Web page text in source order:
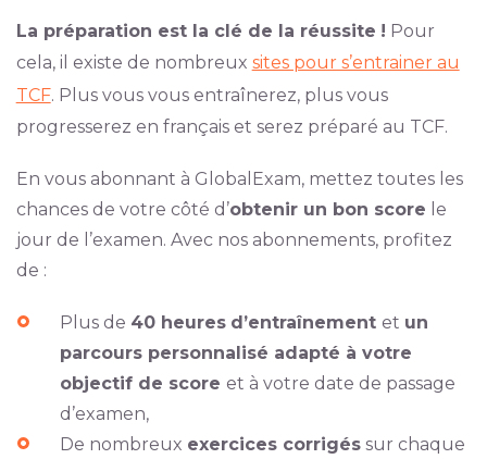
La préparation est la clé de la réussite ! Pour
cela, il existe de nombreux sites pour s’entrainer au
TCF. Plus vous vous entraînerez, plus vous
progresserez en français et serez préparé au TCF.
En vous abonnant à GlobalExam, mettez toutes les
chances de votre côté d’obtenir un bon score le
jour de l’examen. Avec nos abonnements, profitez
de :
Plus de 40 heures d’entraînement et un
parcours personnalisé adapté à votre
objectif de score et à votre date de passage
d’examen,
De nombreux exercices corrigéssur chaque